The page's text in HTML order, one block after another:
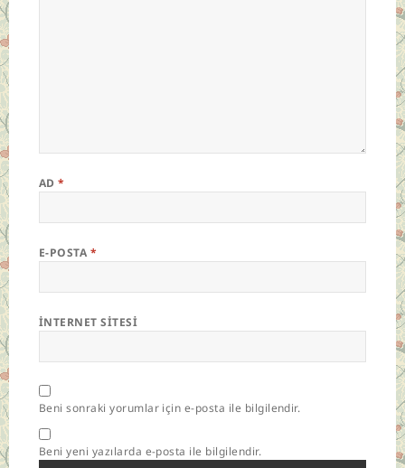
AD*
E-POSTA *
İNTERNET SITESI
Beni sonraki yorumlar için e-posta ile bilgilendir.
Beni yeni yazılarda e-posta ile bilgilendir.